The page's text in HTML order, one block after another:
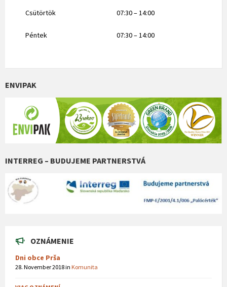
Csütörtök 07:30 – 14:00
Péntek 07:30 – 14:00
ENVIPAK
INTERREG – BUDUJEME PARTNERSTVÁ
OZNÁMENIE
Dni obce Prša
28. November 2018in Komunita